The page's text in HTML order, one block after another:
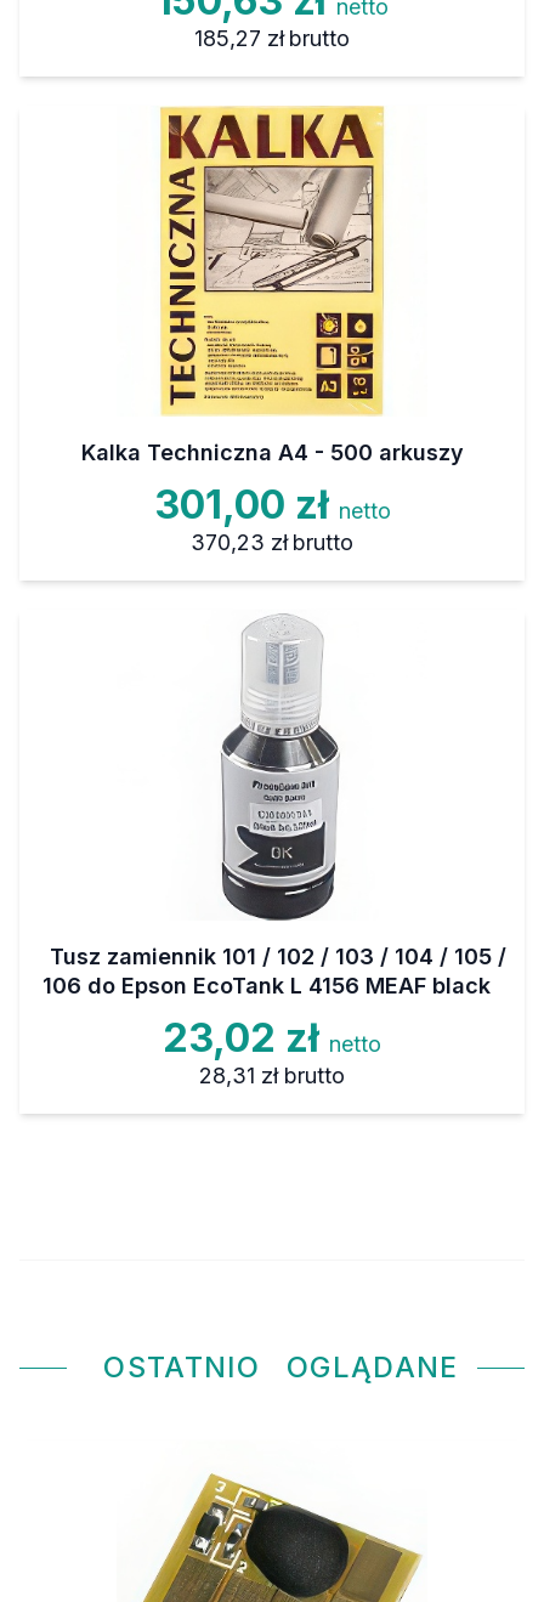
netto
185,27 zł brutto
Kalka Techniczna A4 - 500 arkuszy
301,00 zł netto
370,23 zł brutto
Tusz zamiennik 101 / 102 / 103 / 104 / 105 /
106 do Epson EcoTank L 4156 MEAF black
23,02 zł netto
28,31 zł brutto
OSTATNIO OGLĄDANE